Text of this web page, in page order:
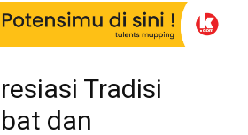
Tradisi
dan